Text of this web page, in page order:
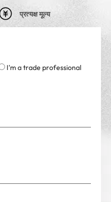
प्रत्यक्ष मूल्य
I'm a trade professional